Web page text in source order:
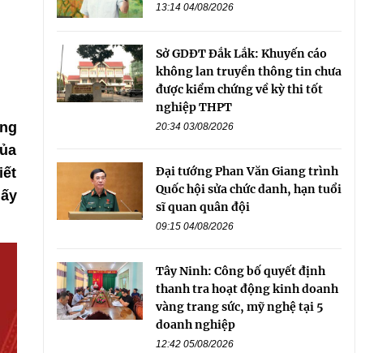
13:14 04/08/2026
Sở GDĐT Đắk Lắk: Khuyến cáo
không lan truyền thông tin chưa
được kiểm chứng về kỳ thi tốt
nghiệp THPT
20:34 03/08/2026
Đại tướng Phan Văn Giang trình
Quốc hội sửa chức danh, hạn tuổi
sĩ quan quân đội
09:15 04/08/2026
Tây Ninh: Công bố quyết định
thanh tra hoạt động kinh doanh
vàng trang sức, mỹ nghệ tại 5
doanh nghiệp
12:42 05/08/2026